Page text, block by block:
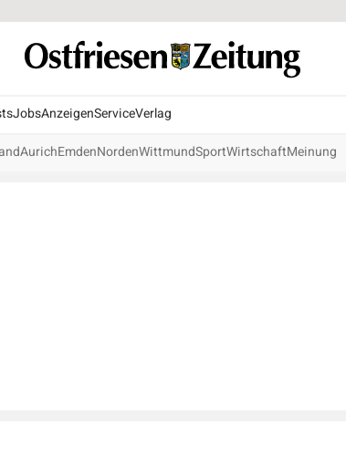
JobsAnzeigenServiceVerlag
AurichEmdenNordenWittmundSportWirtschaftMeinung